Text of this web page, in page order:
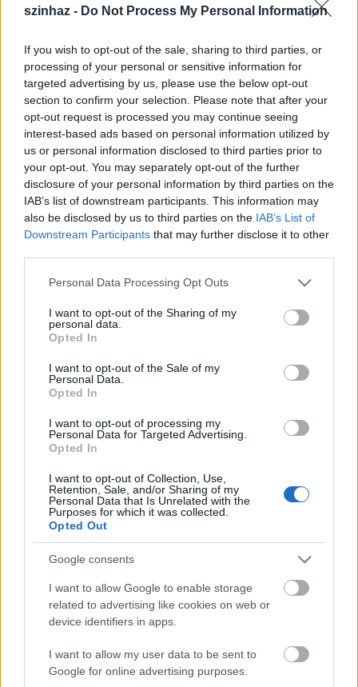
szinhaz - Do Not Process My Personal Information
If you wish to opt-out of the sale, sharing to third parties, or
processing of your personal or sensitive information for
targeted advertising by us, please use the below opt-out
section to confirm your selection. Please note that after your
opt-out request is processed you may continue seeing
interest-based ads based on personal information utilized by
us or personal information disclosed to third parties prior to
your opt-out. You may separately opt-out of the further
disclosure of your personal information by third parties on the
IAB’s list of downstream participants. This information may
also be disclosed by us to third parties on the IAB’s List of
Downstream Participants that may further disclose it to other
Please note that this website/app uses one or more Google
not limited to your visit or usage behaviour. You may click to
grant or deny consent to Google and its third-party tags to
use your data for below specified purposes in below Google
consent section.
Personal Data Processing Opt Outs
I want to opt-out of the Sharing of my
personal data.
Opted In
I want to opt-out of the Sale of my
Personal Data.
Opted In
I want to opt-out of processing my
Personal Data for Targeted Advertising.
Opted In
I want to opt-out of Collection, Use,
Retention, Sale, and/or Sharing of my
Personal Data that Is Unrelated with the
Purposes for which it was collected.
Opted Out
Google consents
I want to allow Google to enable storage
related to advertising like cookies on web or
device identifiers in apps.
I want to allow my user data to be sent to
Google for online advertising purposes.
Egyesület: Alkotók V. jubileumi performance és
• 21.30:a Matthew Mitchell Trió improvizatív
koncertje Matthew Mitchell (gitár, Új-Zéland), Resch
Béla (nagybőgő), Kertész Ákos (dobok)
szeptember 9. szombat
• 20.30:Szegedi Super8 Akrobatacsoport: Kor-Kór-
Kép - performance
• 21.15:S8-Improv Csoport: Hang/Képkísérlet -
koncert
ALTERRA - Kortárs Előadóművészeti Központ,
a szegedi Régi Zsinagóga
(Hajnóczy u. 12.)
A belépés ingyenes mindkét estére.
A fesztivál megnyitója 7-én, csütörtökön lesz a
Belvárosi Moziban, 19.00-kor. Ezt követően
és sok egyéb, a Super8-as filmekhez és filmezéshez
kapcsolódó program vár mindenkit!
Forrás: MASZK Egyesület
Ajánlott bejegyzések:
Ősszel érkezik az Infinite Dance Festival